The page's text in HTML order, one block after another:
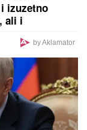
a
i doživeo
odbio da slika!
nastao
KUĆU
EVRA
i pokrenuli
treba novac: